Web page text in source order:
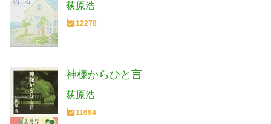
荻原浩
12278
神様からひと言
荻原浩
11684